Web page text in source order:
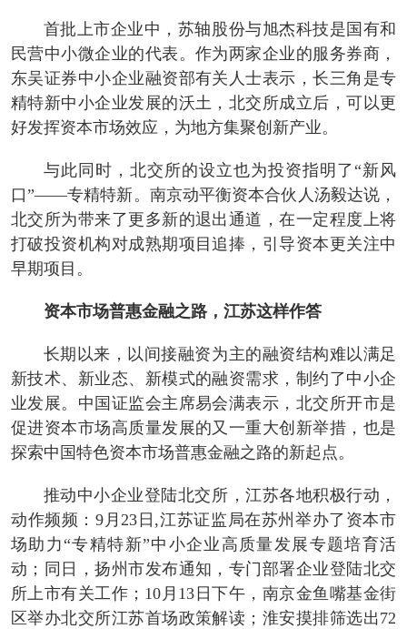
首批上市企业中，苏轴股份与旭杰科技是国有和
民营中小微企业的代表。作为两家企业的服务券商，
东吴证券中小企业融资部有关人士表示，长三角是专
精特新中小企业发展的沃土，北交所成立后，可以更
好发挥资本市场效应，为地方集聚创新产业。
与此同时，北交所的设立也为投资指明了“新风
口”——专精特新。南京动平衡资本合伙人汤毅达说，
北交所为带来了更多新的退出通道，在一定程度上将
打破投资机构对成熟期项目追捧，引导资本更关注中
早期项目。
资本市场普惠金融之路，江苏这样作答
长期以来，以间接融资为主的融资结构难以满足
新技术、新业态、新模式的融资需求，制约了中小企
业发展。中国证监会主席易会满表示，北交所开市是
促进资本市场高质量发展的又一重大创新举措，也是
探索中国特色资本市场普惠金融之路的新起点。
推动中小企业登陆北交所，江苏各地积极行动，
动作频频：9月23日,江苏证监局在苏州举办了资本市
场助力“专精特新”中小企业高质量发展专题培育活
动；同日，扬州市发布通知，专门部署企业登陆北交
所上市有关工作；10月13日下午，南京金鱼嘴基金街
区举办北交所江苏首场政策解读；淮安摸排筛选出72